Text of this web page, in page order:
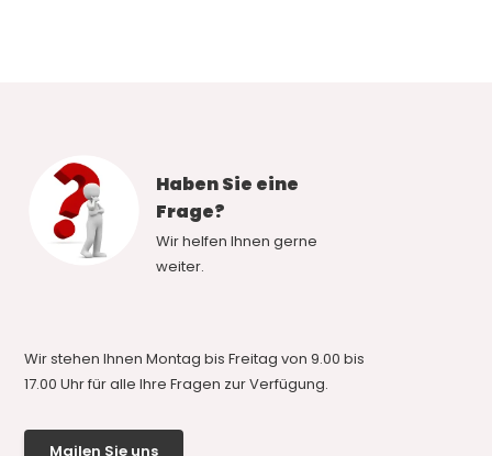
Haben Sie eine
Frage?
Wir helfen Ihnen gerne
weiter.
Wir stehen Ihnen Montag bis Freitag von 9.00 bis
17.00 Uhr für alle Ihre Fragen zur Verfügung.
Mailen Sie uns